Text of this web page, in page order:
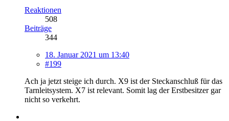
Reaktionen
508
Beiträge
344
18. Januar 2021 um 13:40
#199
Ach ja jetzt steige ich durch. X9 ist der Steckanschluß für das
Tarnleitsystem. X7 ist relevant. Somit lag der Erstbesitzer gar
nicht so verkehrt.